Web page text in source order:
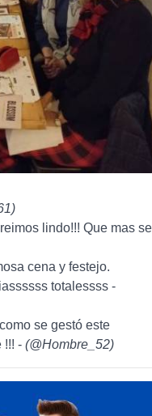
)
lindo!!! Que mas se
cena y festejo.
totalessss -
se gestó este
!!! - (@Hombre_52)